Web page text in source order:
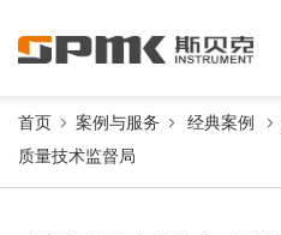
首页 案例与服务 经典案例
质量技术监督局